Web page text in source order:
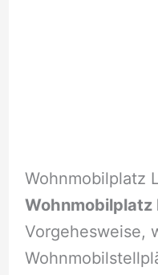
Wohnmobilplatz
Wohnmobilplatz
Vorgehesweise,